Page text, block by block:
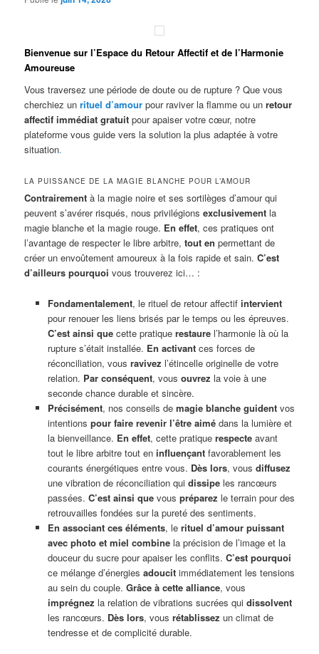
Bienvenue sur l’Espace du Retour Affectif et de l’Harmonie
Amoureuse
Vous traversez une période de doute ou de rupture ? Que vous
cherchiez unrituel d’amour pour raviver la flamme ou unretour
affectif immédiat gratuit pour apaiser votre cœur, notre
plateforme vous guide vers la solution la plus adaptée à votre
situation.
LA PUISSANCE DE LA MAGIE BLANCHE POUR L’AMOUR
Contrairement à la magie noire et ses sortilèges d’amour qui
peuvent s’avérer risqués, nous privilégionsexclusivement la
magie blanche et la magie rouge. En effet, ces pratiques ont
l’avantage de respecter le libre arbitre,tout en permettant de
créer un envoûtement amoureux à la fois rapide et sain.C’est
d’ailleurs pourquoi vous trouverez ici… :
Fondamentalement, le rituel de retour affectif intervient
pour renouer les liens brisés par le temps ou les épreuves.
C’est ainsi quecette pratique restaurel’harmonie là où la
rupture s’était installée. En activantces forces de
réconciliation, vous ravivez l’étincelle originelle de votre
relation. Par conséquent, vous ouvrez la voie à une
seconde chance durable et sincère.
Précisément, nos conseils demagie blanche guidentvos
intentions pour faire revenir l’être aimédans la lumière et
la bienveillance. En effet, cette pratique respecteavant
tout le libre arbitre tout en influençantfavorablement les
courants énergétiques entre vous. Dès lors, vous diffusez
une vibration de réconciliation qui dissipeles rancœurs
passées. C’est ainsi quevous préparez le terrain pour des
retrouvailles fondées sur la pureté des sentiments.
En associant ces éléments, le rituel d’amour puissant
avec photo et miel combinela précision de l’image et la
douceur du sucre pour apaiser les conflits. C’est pourquoi
ce mélange d’énergies adoucitimmédiatement les tensions
au sein du couple. Grâce à cette alliance, vous
imprégnez la relation de vibrations sucrées qui dissolvent
les rancœurs. Dès lors, vous rétablissez un climat de
tendresse et de complicité durable.